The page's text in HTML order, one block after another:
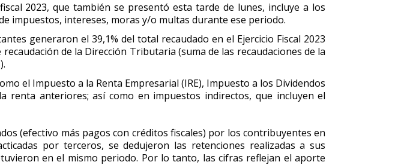
2023, que también se presentó esta tarde de lunes, incluye a los
impuestos, intereses, moras y/o multas durante ese periodo.
generaron el 39,1% del total recaudado en el Ejercicio Fiscal 2023
de la Dirección Tributaria (suma de las recaudaciones de la
el Impuesto a la Renta Empresarial (IRE), Impuesto a los Dividendos
renta anteriores; así como en impuestos indirectos, que incluyen el
(efectivo más pagos con créditos fiscales) por los contribuyentes en
por terceros, se dedujeron las retenciones realizadas a sus
en el mismo periodo. Por lo tanto, las cifras reflejan el aporte